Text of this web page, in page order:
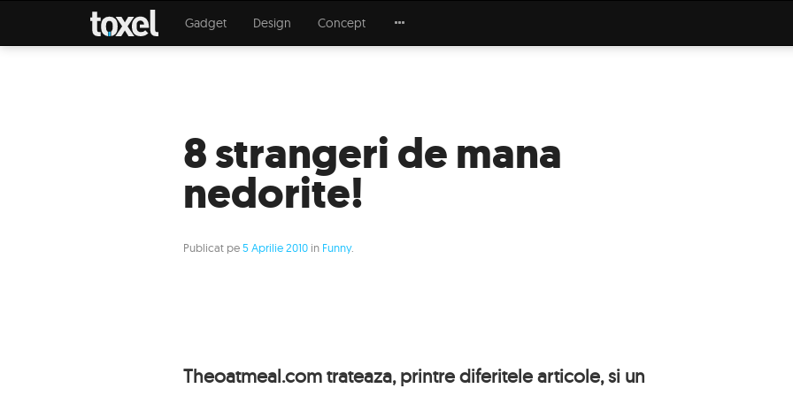
Gadget Design Concept
8 strangeri de mana
nedorite!
Publicat pe5 Aprilie 2010 in Funny.
Theoatmeal.com trateaza, printre diferitele articole, si un